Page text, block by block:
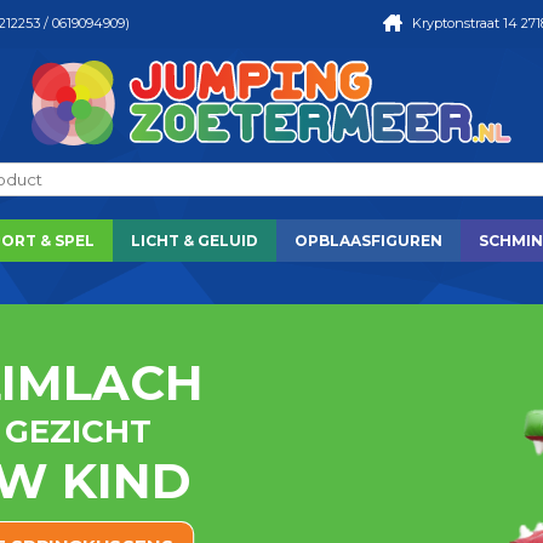
/ 0619094909) Kryptonstraat 14
& SPEL LICHT & GELUID OPBLAASFIGUREN
KIND
JONG
IN ONZE
JE KINDEREN